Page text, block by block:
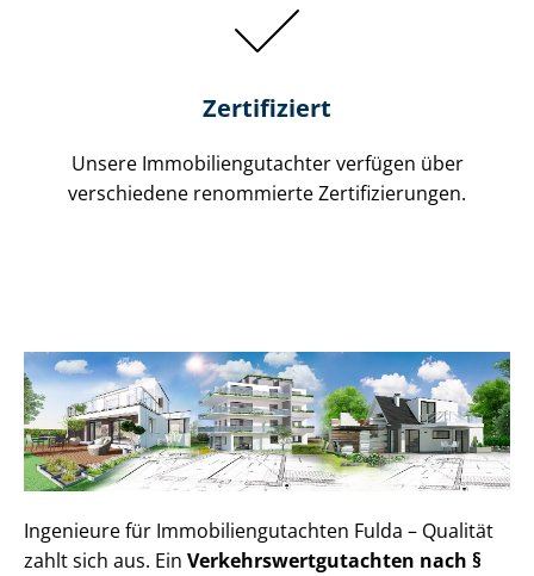
Zertifiziert
Unsere Immobilien­gutachter verfügen über
verschiedene renommierte Zer­ti­fi­zie­run­gen.
Ingenieure für Im­mo­bi­li­en­gut­ach­ten Fulda – Qualität
zahlt sich aus. Ein Ver­kehrs­wert­gut­ach­ten nach §